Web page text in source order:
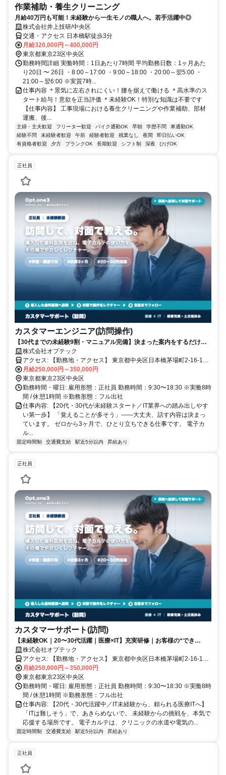
作業補助・養生クリーニング
月給40万円も可能！未経験から一生モノの職人へ。若手活躍中◎
株式会社井上技研/中央区
交通・アクセス 日本橋駅徒歩3分
月給320,000円～400,000円
東京都東京23区中央区
勤務時間詳細 実働時間：1日あたり7時間 平均勤務日数：1ヶ月あた
り20日 〜 26日 ・8:00～17:00 ・9:00～18:00 ・20:00～翌5:00 ・
21:00～翌6:00 ※実質7時...
仕事内容 ＊景気に左右されにくい！腰を据えて働ける ＊高水準のス
タート給与！意欲を正当評価 ＊未経験OK！特別な知識は不要です
【仕事内容】 工事現場における養生クリーニングや作業補助、部材
運搬、後...
主婦・主夫歓迎 フリーター歓迎 バイク通勤OK 早朝 学歴不問
車通勤OK
経験不問
未経験者歓迎 午前 経験者歓迎 残業なし 夜間
即日払いOK
有資格者歓迎
夕方 ブランクOK 長期歓迎 シフト制 深夜 ひげOK
正社員
カスタマーエンジニア(訪問操作)
【30代までの未経験9割・マニュアル完備】決まった案内をするだけ。
｜歯科医院の操作案内・土日祝休み
株式会社オプテック
アクセス: 【勤務地・アクセス】 東京都中央区日本橋茅場町2-16-12
デンタルランド ・東京メトロ 茅場町駅 1番出口から徒歩約1分 ・東京
メトロ日比谷線 茅場町駅 2番出口より徒歩2分 ・東京メトロ東西線 茅
場町駅 12番出口より徒歩6分
月給250,000円～350,000円
東京都東京23区中央区
勤務時間・曜日: 雇用形態：正社員 勤務時間：9:30〜18:30 ※実働8時
間 / 休憩1時間 ※勤務形態：フル出社
仕事内容: 【20代・30代が未経験スタート／IT業界への踏み出しやす
い第一歩】 「覚えることが多そう」——大丈夫、話す内容は決まっ
ています。 ゼロから3ヶ月で、ひとり立ちできる仕事です。 電子カ
ル...
固定時間制 交通費支給 駅近5分以内 昇給あり
正社員
カスタマーサポート(訪問)
【未経験OK｜20〜30代活躍｜医療×IT】充実研修｜お客様の“でき
た！”に伴走する仕事。
株式会社オプテック
アクセス: 【勤務地・アクセス】 東京都中央区日本橋茅場町2-16-12
デンタルランド ・東京メトロ 茅場町駅 1番出口から徒歩約1分 ・東京
メトロ日比谷線 茅場町駅 2番出口より徒歩2分 ・東京メトロ東西線 茅
場町駅 12番出口より徒歩5分
月給250,000円～350,000円
東京都東京23区中央区
勤務時間・曜日: 雇用形態：正社員 勤務時間：9:30〜18:30 ※実働8時
間 / 休憩1時間 ※勤務形態：フル出社
仕事内容: 【20代・30代活躍中／IT未経験から、頼られる医療ITへ】
「ITは難しそう」で、あきらめないで。 未経験からの挑戦を、本気で
応援する場所です。 電子カルテは、クリニックの水道や電気の...
固定時間制 交通費支給 駅近5分以内 昇給あり
正社員